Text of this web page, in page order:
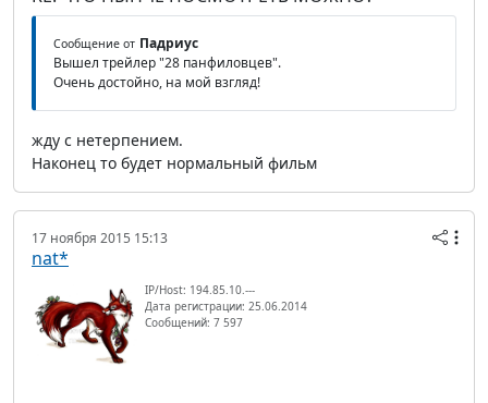
Сообщение от Падриус
Вышел трейлер "28 панфиловцев".
Очень достойно, на мой взгляд!
жду с нетерпением.
Наконец то будет нормальный фильм
17 ноября 2015 15:13
nat*
IP/Host: 194.85.10.---
Дата регистрации: 25.06.2014
Сообщений: 7 597